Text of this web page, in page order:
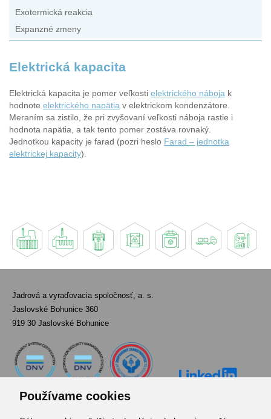
Používame cookies
Exotermická reakcia
Expanzné zmeny
Elektrická kapacita
Elektrická kapacita je pomer veľkosti elektrického náboja k
hodnote elektrického napätia v elektrickom kondenzátore.
Meraním sa zistilo, že pri zvyšovaní veľkosti náboja rastie i
hodnota napätia, a tak tento pomer zostáva rovnaký.
Jednotkou kapacity je farad (pozri heslo Farad – jednotka
elektrickej kapacity).
Jadrová a vyraďovacia spoločnosť, a. s.
Jaslovské Bohunice 360
919 30 Jaslovské Bohunice